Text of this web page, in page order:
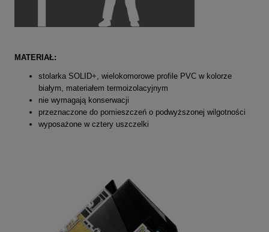
MATERIAŁ:
stolarka SOLID+, wielokomorowe profile PVC w kolorze
białym, materiałem termoizolacyjnym
nie wymagają konserwacji
przeznaczone do pomieszczeń o podwyższonej wilgotności
wyposażone w cztery uszczelki